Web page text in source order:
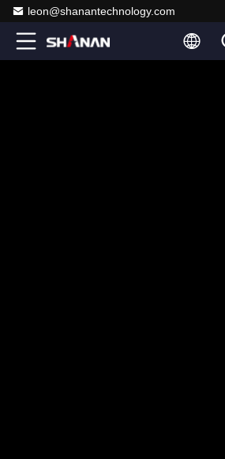
leon@shanantechnology.com